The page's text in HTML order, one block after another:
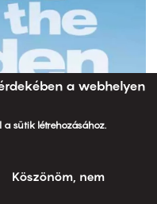
a webhelyen
a sütik létrehozásához.
Köszönöm, nem